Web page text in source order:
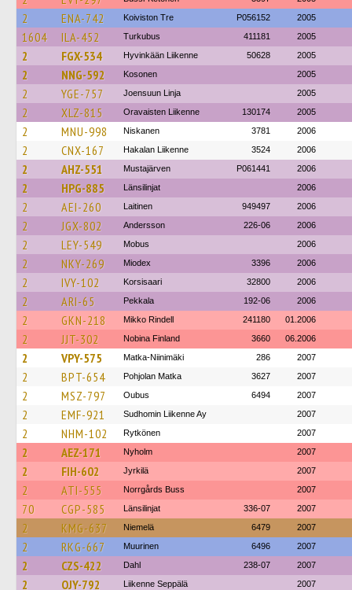
2 ENA-742 Koiviston Tre P056152 2005
1604 ILA-452 Turkubus 411181 2005
2 FGX-534 Hyvinkään Liikenne 50628 2005
2 NNG-592 Kosonen 2005
2 YGE-757 Joensuun Linja 2005
2 XLZ-815 Oravaisten Liikenne 130174 2005
2 MNU-998 Niskanen 3781 2006
2 CNX-167 Hakalan Liikenne 3524 2006
2 AHZ-551 Mustajärven P061441 2006
2 HPG-885 Länsilinjat 2006
2 AEI-260 Laitinen 949497 2006
2 JGX-802 Andersson 226-06 2006
2 LEY-549 Mobus 2006
2 NKY-269 Miodex 3396 2006
2 IVY-102 Korsisaari 32800 2006
2 ARI-65 Pekkala 192-06 2006
2 GKN-218 Mikko Rindell 241180 01.2006
2 JJT-302 Nobina Finland 3660 06.2006
2 VPY-575 Matka-Niinimäki 286 2007
2 BPT-654 Pohjolan Matka 3627 2007
2 MSZ-797 Oubus 6494 2007
2 EMF-921 Sudhomin Liikenne Ay 2007
2 NHM-102 Rytkönen 2007
2 AEZ-171 Nyholm 2007
2 FIH-602 Jyrkilä 2007
2 ATI-555 Norrgårds Buss 2007
70 CGP-585 Länsilinjat 336-07 2007
2 KMG-637 Niemelä 6479 2007
2 RKG-667 Muurinen 6496 2007
2 CZS-422 Dahl 238-07 2007
2 OJY-792 Liikenne Seppälä 2007